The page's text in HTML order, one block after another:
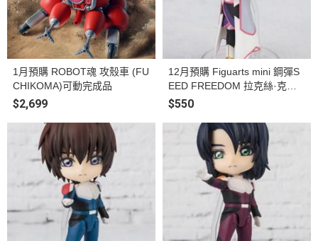
1月預購 ROBOT魂 攻殼車 (FU
CHIKOMA)可動完成品
$2,699
12月預購 Figuarts mini 鋼彈S
EED FREEDOM 拉克絲·克萊
因 再販 塗裝完成品
$550